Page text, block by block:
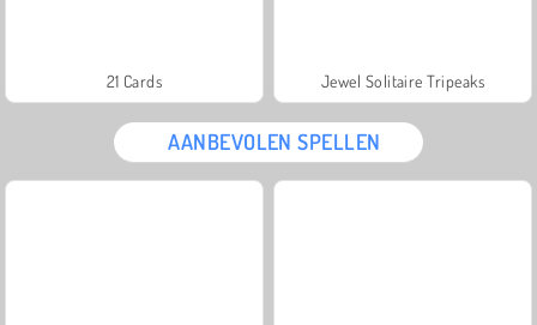
21 Cards Jewel Solitaire Tripeaks
AANBEVOLEN SPELLEN